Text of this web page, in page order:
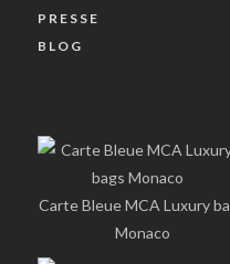
PRESSE
BLOG
Carte Bleue MCA Luxury
Monaco